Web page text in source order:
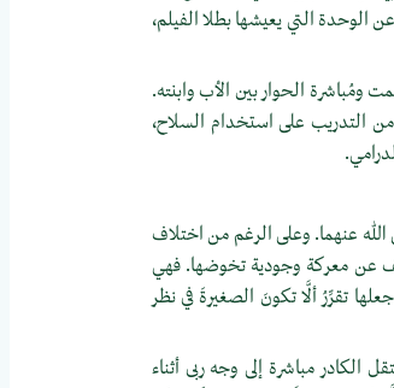
التي يعيشها بطلا الفيلم،
الحوار بين الأب وابنته.
التدريب على استخدام السلاح،
عنهما. وعلى الرغم من اختلاف
عن معركة وجودية تخوضها. فهي
تقرِّرُ ألَّا تكونَ الصغيرةَ في نظر
الكادر مباشرة إلى وجه ربى أثناء